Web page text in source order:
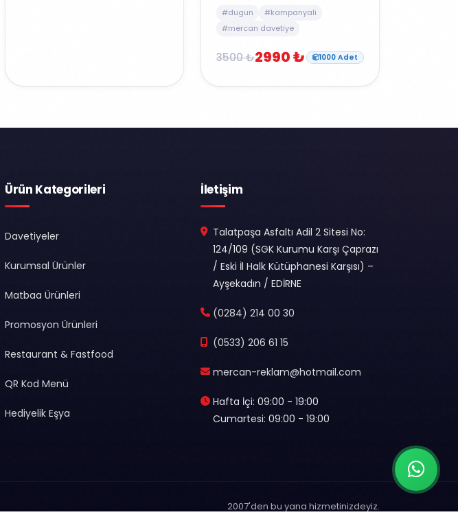
#dugun
#kampanyali
#mercan davetiye
3500 ₺2990 ₺ 1000 Adet
Ürün Kategorileri
Davetiyeler
Kurumsal Ürünler
Matbaa Ürünleri
Promosyon Ürünleri
Restaurant & Fastfood
QR Kod Menü
Hediyelik Eşya
İletişim
Talatpaşa Asfaltı Adil 2 Sitesi No:
124/109 (SGK Kurumu Karşı Çaprazı
/ Eski İl Halk Kütüphanesi Karşısı) –
Ayşekadın / EDİRNE
(0284) 214 00 30
(0533) 206 61 15
mercan-reklam@hotmail.com
Hafta İçi: 09:00 - 19:00
Cumartesi: 09:00 - 19:00
2007'den bu yana hizmetinizdeyiz.